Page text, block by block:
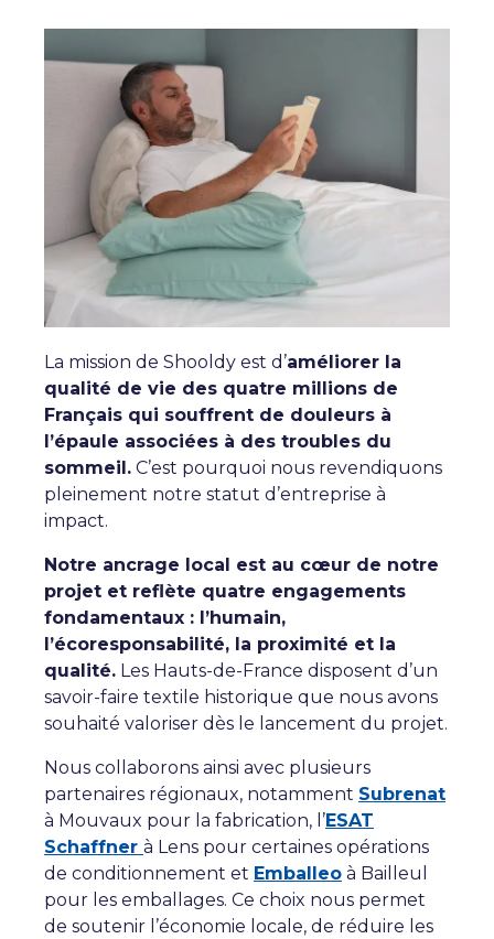
La mission de Shooldy est d’améliorer la
qualité de vie des quatre millions de
Français qui souffrent de douleurs à
l’épaule associées à des troubles du
sommeil. C’est pourquoi nous revendiquons
pleinement notre statut d’entreprise à
impact.
Notre ancrage local est au cœur de notre
projet et reflète quatre engagements
fondamentaux : l’humain,
l’écoresponsabilité, la proximité et la
qualité. Les Hauts-de-France disposent d’un
savoir-faire textile historique que nous avons
souhaité valoriser dès le lancement du projet.
Nous collaborons ainsi avec plusieurs
partenaires régionaux, notamment Subrenat
à Mouvaux pour la fabrication, l’ESAT
Schaffner à Lens pour certaines opérations
de conditionnement et Emballeo à Bailleul
pour les emballages. Ce choix nous permet
de soutenir l’économie locale, de réduire les